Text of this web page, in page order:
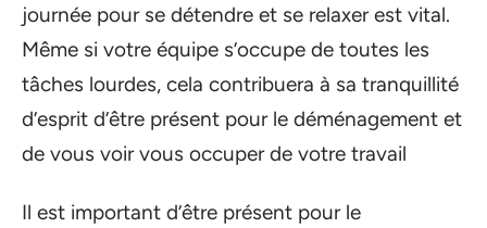
journée pour se détendre et se relaxer est vital.
Même si votre équipe s’occupe de toutes les
tâches lourdes, cela contribuera à sa tranquillité
d’esprit d’être présent pour le déménagement et
de vous voir vous occuper de votre travail
Il est important d’être présent pour le